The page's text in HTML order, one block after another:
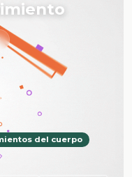
del cuerpo